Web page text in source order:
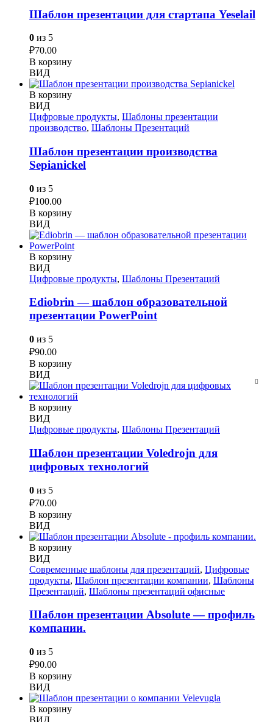
Шаблон презентации для стартапа Yeselail
0 из 5
₽70.00
В корзину
ВИД
В корзину
ВИД
Цифровые продукты, Шаблоны презентации
производство, Шаблоны Презентаций
Шаблон презентации производства
Sepianickel
0 из 5
₽100.00
В корзину
ВИД
В корзину
ВИД
Цифровые продукты, Шаблоны Презентаций
Ediobrin — шаблон образовательной
презентации PowerPoint
0 из 5
₽90.00
В корзину
ВИД
В корзину
ВИД
Цифровые продукты, Шаблоны Презентаций
Шаблон презентации Voledrojn для
цифровых технологий
0 из 5
₽70.00
В корзину
ВИД
В корзину
ВИД
Современные шаблоны для презентаций, Цифровые
продукты, Шаблон презентации компании, Шаблоны
Презентаций, Шаблоны презентаций офисные
Шаблон презентации Absolute — профиль
компании.
0 из 5
₽90.00
В корзину
ВИД
В корзину
ВИД